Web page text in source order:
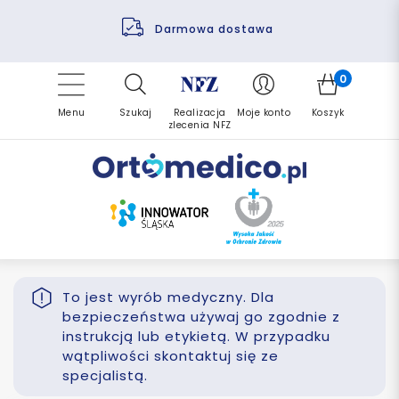
Darmowa dostawa
Pomoc fizjoterapeuty
Finansowanie PFRON
Refundacja NFZ
Zrealizuj zlecenie ponownie
Menu Szukaj
Realizacja
zlecenia NFZ
Moje konto
0
Koszyk
To jest wyrób medyczny. Dla
bezpieczeństwa używaj go zgodnie z
instrukcją lub etykietą. W przypadku
wątpliwości skontaktuj się ze
specjalistą.